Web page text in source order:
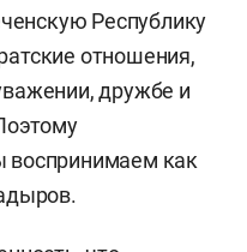
Республику
отношения,
дружбе и
как